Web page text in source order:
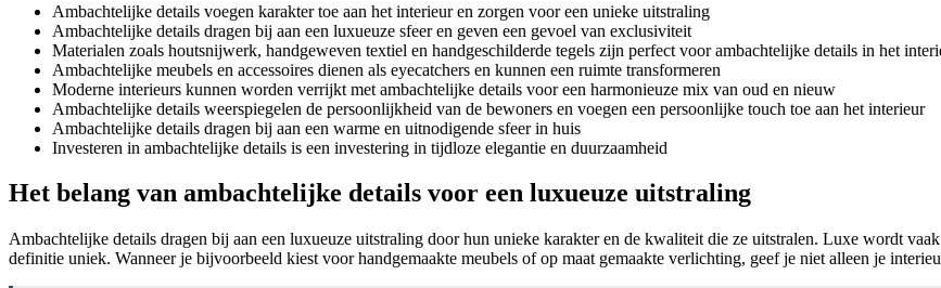
Ambachtelijke details voegen karakter toe aan het interieur en zorgen voor een unieke uitstraling
Ambachtelijke details dragen bij aan een luxueuze sfeer en geven een gevoel van exclusiviteit
Materialen zoals houtsnijwerk, handgeweven textiel en handgeschilderde tegels zijn perfect voor ambachtelijke details in het
Ambachtelijke meubels en accessoires dienen als eyecatchers en kunnen een ruimte transformeren
Moderne interieurs kunnen worden verrijkt met ambachtelijke details voor een harmonieuze mix van oud en nieuw
Ambachtelijke details weerspiegelen de persoonlijkheid van de bewoners en voegen een persoonlijke touch toe aan het interieur
Ambachtelijke details dragen bij aan een warme en uitnodigende sfeer in huis
Investeren in ambachtelijke details is een investering in tijdloze elegantie en duurzaamheid
Het belang van ambachtelijke details voor een luxueuze uitstraling
Ambachtelijke details dragen bij aan een luxueuze uitstraling door hun unieke karakter en de kwaliteit die ze uitstralen. Luxe wordt
definitie uniek. Wanneer je bijvoorbeeld kiest voor handgemaakte meubels of op maat gemaakte verlichting, geef je niet alleen je